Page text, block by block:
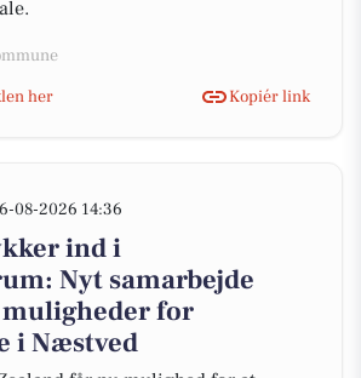
her
Kopiér link
08-2026 14:36
ind i
Nyt samarbejde
for
i Næstved